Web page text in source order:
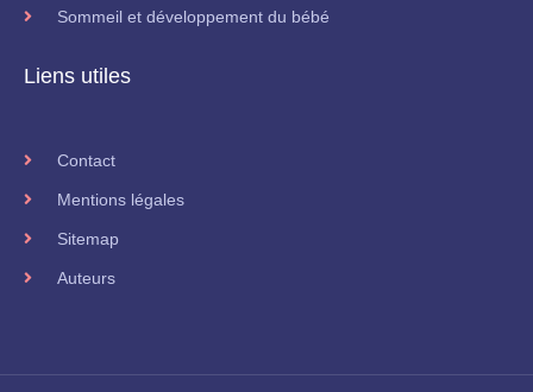
Sommeil et développement du bébé
Liens utiles
Contact
Mentions légales
Sitemap
Auteurs